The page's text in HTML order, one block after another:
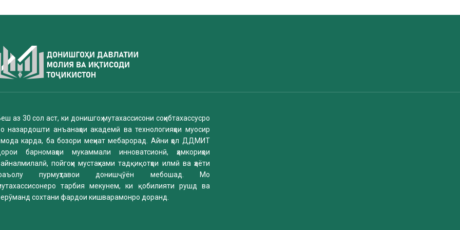
аз 30 сол аст, ки донишгоҳ мутахассисони соҳибтахассусро
назардошти анъанаҳои академӣ ва технологияҳои муосир
карда, ба бозори меҳнат мебарорад. Айни ҳол ДДМИТ
барномаҳои мукаммали инноватсионӣ, ҳамкориҳои
пойгоҳи мустаҳками тадқиқотҳои илмӣ ва ҳаёти
пурмуҳтавои донишҷӯён мебошад. Мо
тарбия мекунем, ки қобилияти рушд ва
сохтани фардои кишварамонро доранд.